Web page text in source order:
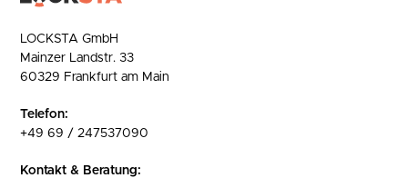
LOCKSTA GmbH
Mainzer Landstr. 33
60329 Frankfurt am Main
Telefon:
+49 69 / 247537090
Kontakt & Beratung: